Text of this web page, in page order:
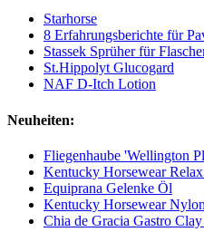
Starhorse
8 Erfahrungsberichte für
Stassek Sprüher für
St.Hippolyt Glucogard
NAF D-Itch Lotion
Neuheiten:
Fliegenhaube 'Wellington
Kentucky Horsewear
Equiprana Gelenke Öl
Kentucky Horsewear
Chia de Gracia Gastro